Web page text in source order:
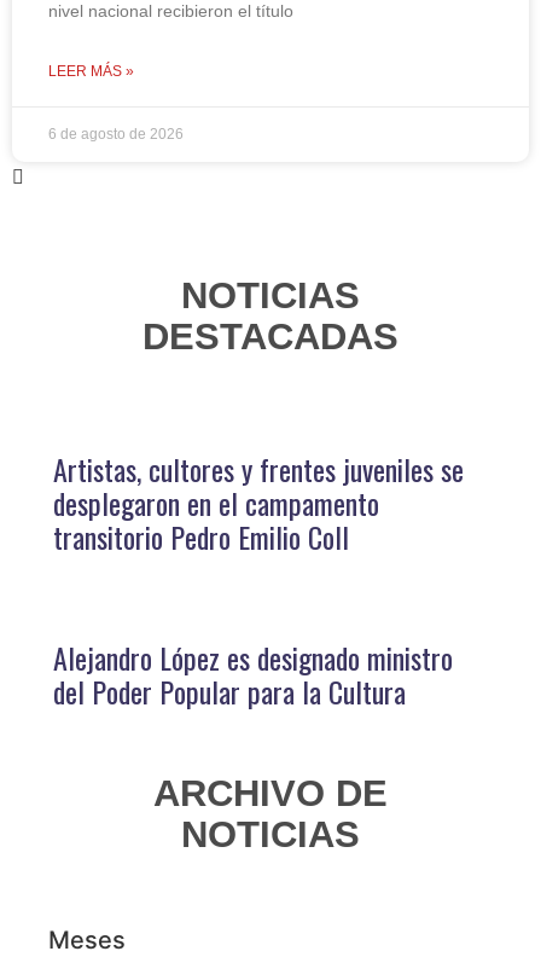
nivel nacional recibieron el título
LEER MÁS »
6 de agosto de 2026
NOTICIAS
DESTACADAS
Artistas, cultores y frentes juveniles se
desplegaron en el campamento
transitorio Pedro Emilio Coll
Alejandro López es designado ministro
del Poder Popular para la Cultura
ARCHIVO DE
NOTICIAS
Meses